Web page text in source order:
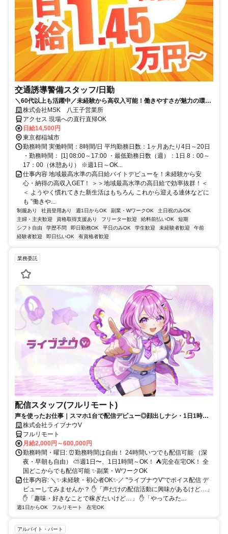
交通誘導警備スタッフ/日勤
＼60代以上も活躍中／未経験から高収入可能！働きやすさが魅力の環境
で警備員デビューをしませんか！【月収29万円可能！日払いもOK！】
勤務3日前迄シフト申請が可能です！週1日～・短期もOK！あなたのラ
イフスタイルに合わせてお仕事しませんか！未経験者大歓迎！年代幅広
く活躍しています。
株式会社MSK 八王子営業所
アクセス 現場への直行直帰OK
日給14,500円
東京都稲城市
勤務時間 実働時間：8時間/日 平均勤務日数：1ヶ月あたり4日～20日
・勤務時間： [1] 08:00～17:00 ・最低勤務日数（週）：1日 8：00～
17：00（休憩あり） ※週1日～OK...
仕事内容 地域最高水準の高日給バイトデビューを！未経験から安
心・納得の高収入GET！ ＞＞地域最高水準の高日給で効率抜群！＜
＜ ようやく慣れてきた新生活はもちろん これから迎える連休などに
も ”働きや...
制服あり 社員登用あり 週1日からOK 副業・WワークOK
土日祝のみOK
主婦・主夫歓迎
資格取得支援あり フリーター歓迎 給料前払いOK
短期
シフト自由
学歴不問 即日勤務OK 平日のみOK 学生歓迎 未経験者歓迎
午前
経験者歓迎
即日払いOK 有資格者歓迎
業務委託
配信スタッフ(フルリモート)
声を使ったお仕事｜スマホ1台で配信デビュー◎顔出しナシ・1日1時間
～OK♪
株式会社ライブナウV
フルリモート
月給2,000円～600,000円
勤務時間・曜日: ⏰勤務時間は自由！ 24時間いつでも配信可能 （深
夜・早朝も自由） ⛅週1日〜、1日1時間～OK！ ⛺完全在宅OK！ 全
国どこからでも配信可能 ✨副業・WワークOK
仕事内容: ＼✨未経験・初心者OK✨／ "ライブナウV"でボイス配信 デ
ビューしてみませんか？ ✋「声だけの配信活動に興味があるけど…」
✋「趣味・好きなことで稼ぎたいけど…」 ✋「やってみた...
週1日からOK フルリモート 在宅OK
アルバイト・パート